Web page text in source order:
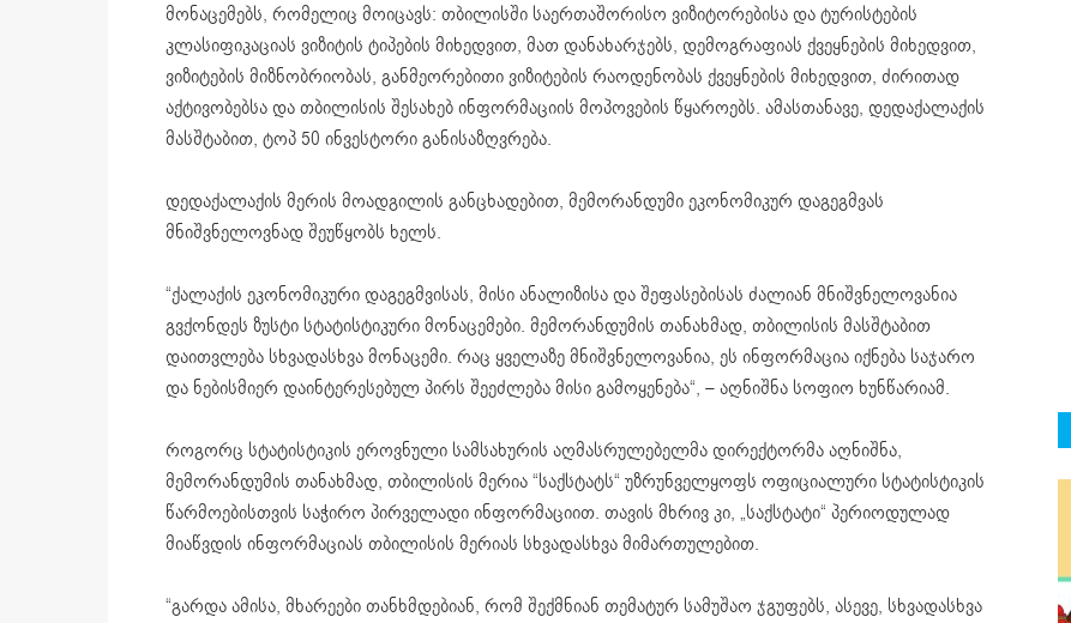
მონაცემებს, რომელიც მოიცავს: თბილისში საერთაშორისო ვიზიტორებისა და ტურისტების
კლასიფიკაციას ვიზიტის ტიპების მიხედვით, მათ დანახარჯებს, დემოგრაფიას ქვეყნების მიხედვით,
ვიზიტების მიზნობრიობას, განმეორებითი ვიზიტების რაოდენობას ქვეყნების მიხედვით, ძირითად
აქტივობებსა და თბილისის შესახებ ინფორმაციის მოპოვების წყაროებს. ამასთანავე, დედაქალაქის
მასშტაბით, ტოპ 50 ინვესტორი განისაზღვრება.
დედაქალაქის მერის მოადგილის განცხადებით, მემორანდუმი ეკონომიკურ დაგეგმვას
მნიშვნელოვნად შეუწყობს ხელს.
“ქალაქის ეკონომიკური დაგეგმვისას, მისი ანალიზისა და შეფასებისას ძალიან მნიშვნელოვანია
გვქონდეს ზუსტი სტატისტიკური მონაცემები. მემორანდუმის თანახმად, თბილისის მასშტაბით
დაითვლება სხვადასხვა მონაცემი. რაც ყველაზე მნიშვნელოვანია, ეს ინფორმაცია იქნება საჯარო
და ნებისმიერ დაინტერესებულ პირს შეეძლება მისი გამოყენება“, – აღნიშნა სოფიო ხუნწარიამ.
როგორც სტატისტიკის ეროვნული სამსახურის აღმასრულებელმა დირექტორმა აღნიშნა,
მემორანდუმის თანახმად, თბილისის მერია “საქსტატს“ უზრუნველყოფს ოფიციალური სტატისტიკის
წარმოებისთვის საჭირო პირველადი ინფორმაციით. თავის მხრივ კი, „საქსტატი“ პერიოდულად
მიაწვდის ინფორმაციას თბილისის მერიას სხვადასხვა მიმართულებით.
“გარდა ამისა, მხარეები თანხმდებიან, რომ შექმნიან თემატურ სამუშაო ჯგუფებს, ასევე, სხვადასხვა